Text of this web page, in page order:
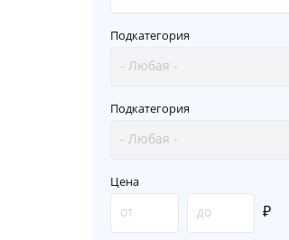
Подкатегория
Подкатегория
Цена
₽